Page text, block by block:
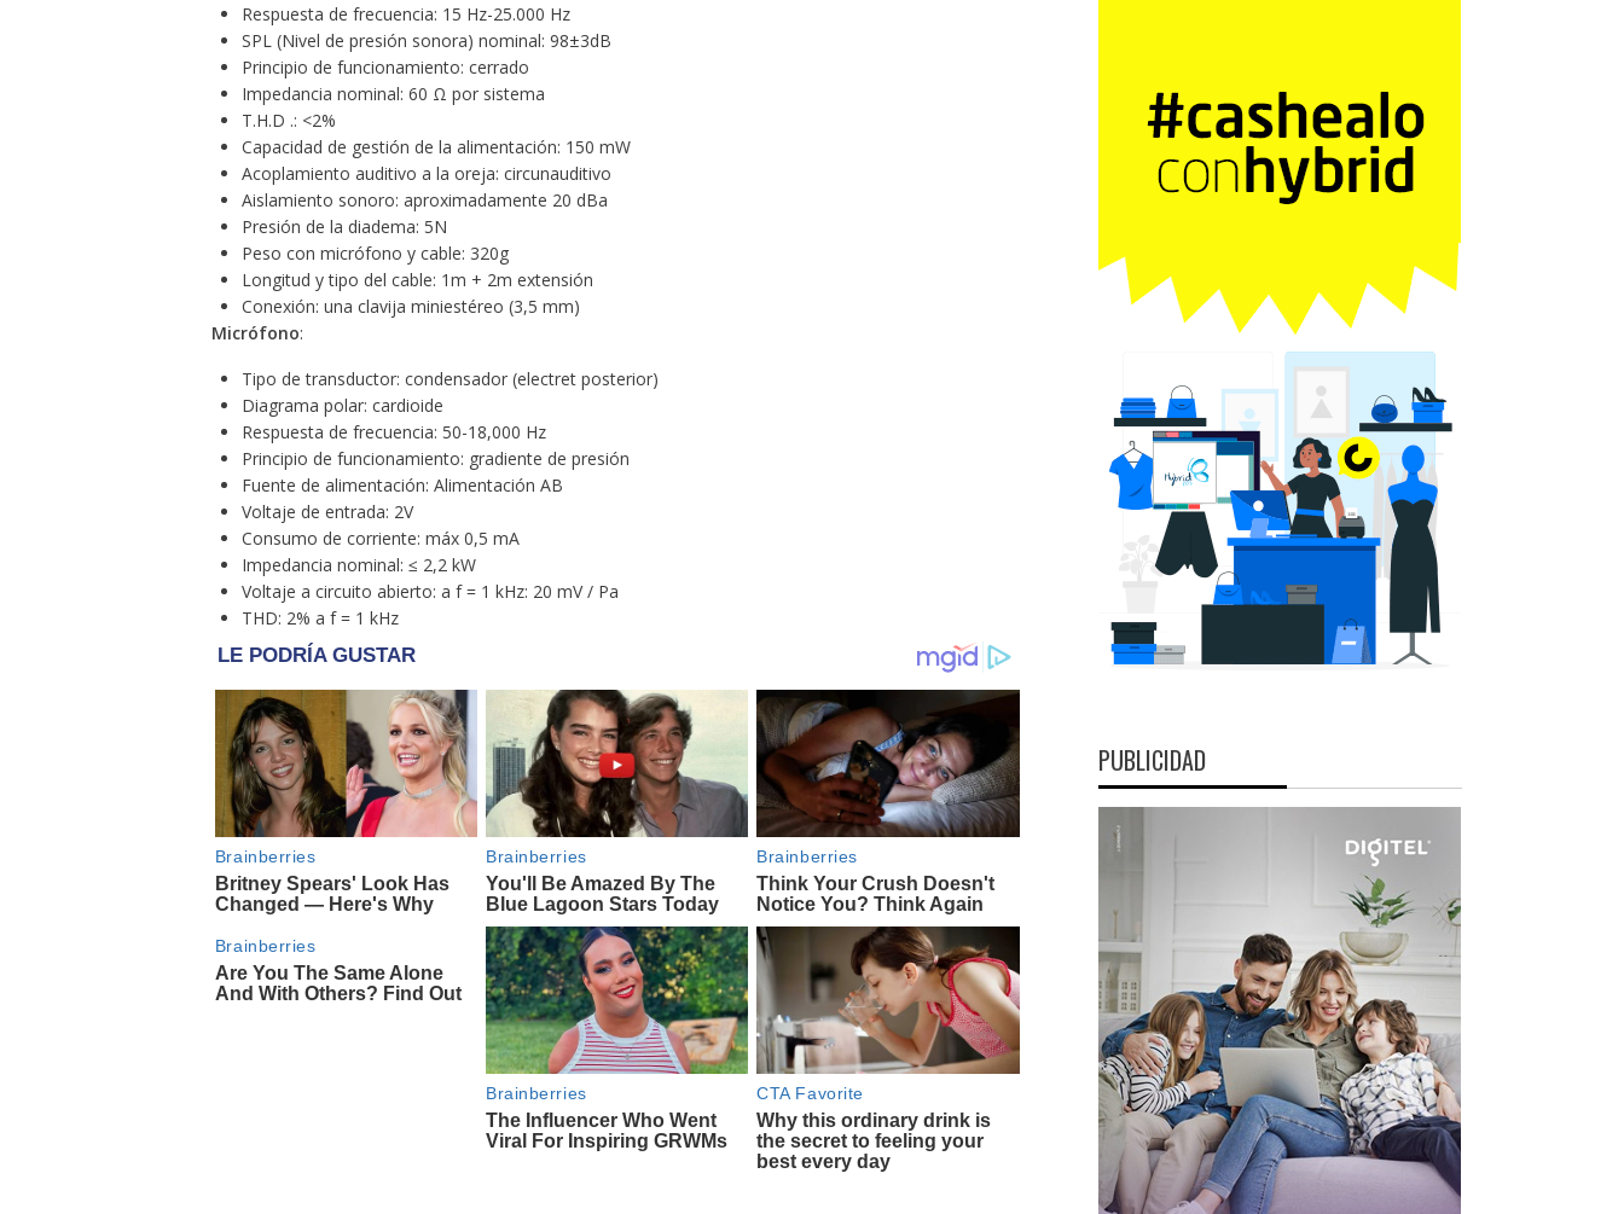
Respuesta de frecuencia: 15 Hz-25.000 Hz
SPL (Nivel de presión sonora) nominal: 98±3dB
Principio de funcionamiento: cerrado
Impedancia nominal: 60 Ω por sistema
T.H.D .: <2%
Capacidad de gestión de la alimentación: 150 mW
Acoplamiento auditivo a la oreja: circunauditivo
Aislamiento sonoro: aproximadamente 20 dBa
Presión de la diadema: 5N
Peso con micrófono y cable: 320g
Longitud y tipo del cable: 1m + 2m extensión
Conexión: una clavija miniestéreo (3,5 mm)
Micrófono:
Tipo de transductor: condensador (electret posterior)
Diagrama polar: cardioide
Respuesta de frecuencia: 50-18,000 Hz
Principio de funcionamiento: gradiente de presión
Fuente de alimentación: Alimentación AB
Voltaje de entrada: 2V
Consumo de corriente: máx 0,5 mA
Impedancia nominal: ≤ 2,2 kW
Voltaje a circuito abierto: a f = 1 kHz: 20 mV / Pa
THD: 2% a f = 1 kHz
PUBLICIDAD